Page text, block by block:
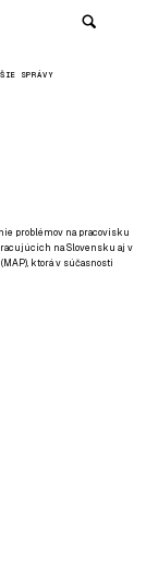
SPRÁVY
problémov na pracovisku
na Slovensku aj v
ktorá v súčasnosti